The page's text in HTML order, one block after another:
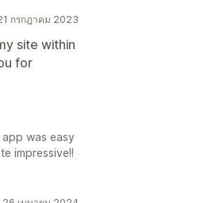
กรกฎาคม 2023
site within
for
was easy
impressive!!